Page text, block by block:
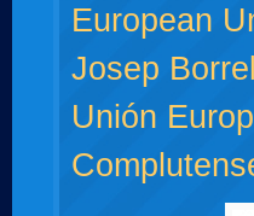
European
Josep
Unión